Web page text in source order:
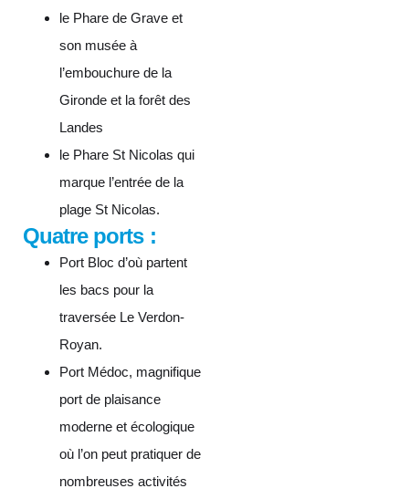
le Phare de Grave et
son musée à
l’embouchure de la
Gironde et la forêt des
Landes
le Phare St Nicolas qui
marque l’entrée de la
plage St Nicolas.
Quatre ports :
Port Bloc d’où partent
les bacs pour la
traversée Le Verdon-
Royan.
Port Médoc, magnifique
port de plaisance
moderne et écologique
où l’on peut pratiquer de
nombreuses activités